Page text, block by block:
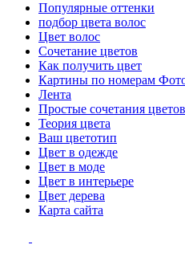
Популярные оттенки
подбор цвета волос
Цвет волос
Сочетание цветов
Как получить цвет
Картины по номерам
Лента
Простые сочетания цветов
Теория цвета
Ваш цветотип
Цвет в одежде
Цвет в моде
Цвет в интерьере
Цвет дерева
Карта сайта